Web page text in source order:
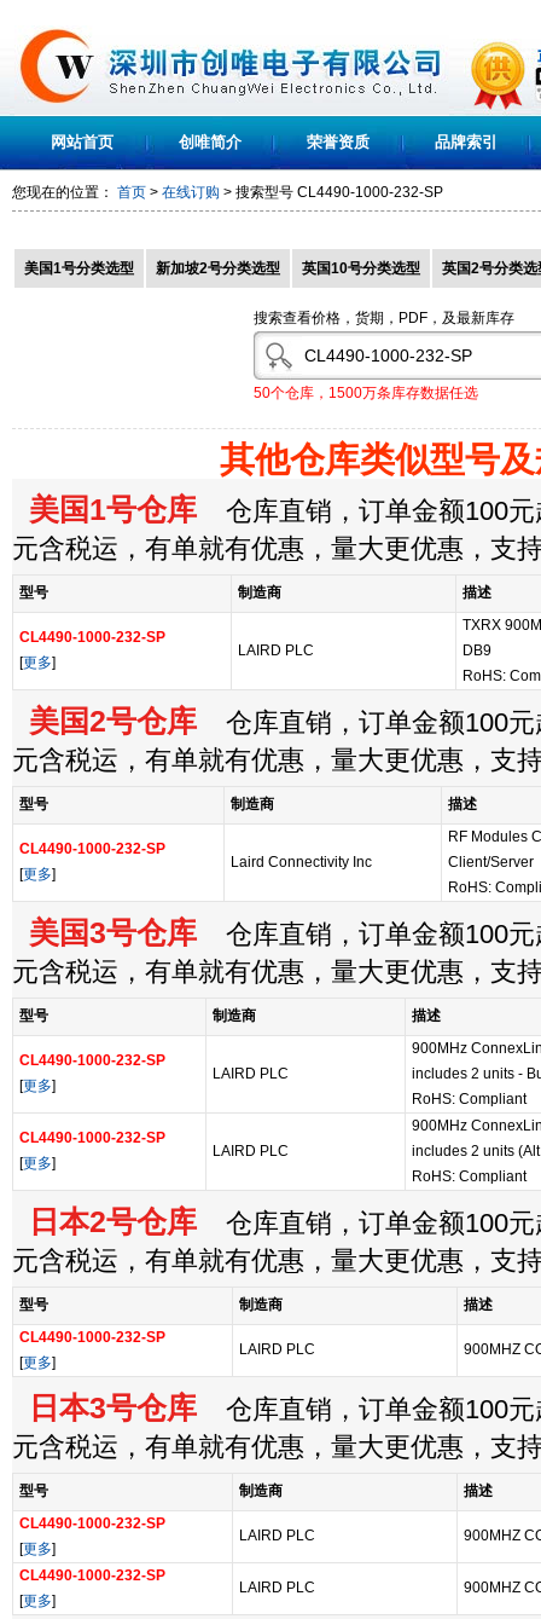
网站首页 创唯简介 荣誉资质 品牌索引
您现在的位置： 首页 > 在线订购 > 搜索型号 CL4490-1000-232-SP
美国1号分类选型 新加坡2号分类选型 英国10号分类选型 英国2号分类选
搜索查看价格，货期，PDF，及最新库存
50个仓库，1500万条库存数据任选
其他仓库类似型号
美国1号仓库 仓库直销，订单金额100元
元含税运，有单就有优惠，量大更优惠，支
型号 制造商 描述
CL4490-1000-232-SP
[更多]
LAIRD PLC
TXRX
DB9
RoHS:
美国2号仓库 仓库直销，订单金额100元
元含税运，有单就有优惠，量大更优惠，支
型号 制造商 描述
CL4490-1000-232-SP
[更多]
Laird Connectivity Inc
RF Modules
Client/Server
RoHS:
美国3号仓库 仓库直销，订单金额100元
元含税运，有单就有优惠，量大更优惠，支
型号 制造商 描述
CL4490-1000-232-SP
[更多]
LAIRD PLC
900MHz
includes 2 units -
RoHS: Compliant
CL4490-1000-232-SP
[更多]
LAIRD PLC
900MHz
includes 2 units
RoHS: Compliant
日本2号仓库 仓库直销，订单金额100元
元含税运，有单就有优惠，量大更优惠，支
型号 制造商
描述
CL4490-1000-232-SP
[更多]
LAIRD PLC 900MHZ
日本3号仓库 仓库直销，订单金额100元
元含税运，有单就有优惠，量大更优惠，支
型号 制造商
描述
CL4490-1000-232-SP
[更多]
LAIRD PLC 900MHZ
CL4490-1000-232-SP
[更多]
LAIRD PLC 900MHZ